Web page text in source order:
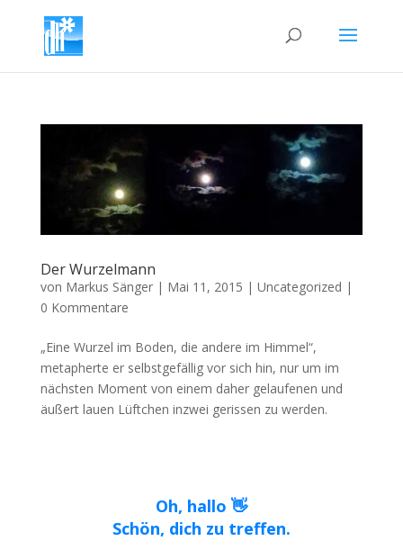
Der Wurzelmann
von Markus Sänger| Mai 11, 2015 | Uncategorized |
0 Kommentare
„Eine Wurzel im Boden, die andere im Himmel“,
metapherte er selbstgefällig vor sich hin, nur um im
nächsten Moment von einem daher gelaufenen und
äußert lauen Lüftchen inzwei gerissen zu werden.
Oh, hallo 👋
Schön, dich zu treffen.